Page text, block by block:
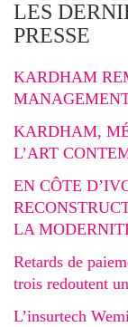
LES
PRESSE
KARDHAM
KARDHAM,
L’ART
EN CÔTE
LA
Retards de
trois redoutent
L’insurtech